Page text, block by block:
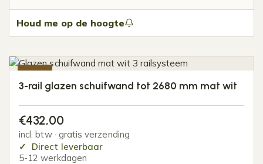
Houd me op de hoogte
3-rail glazen schuifwand tot 2680 mm mat wit
€432,00
incl. btw · gratis verzending
Direct leverbaar
5-12 werkdagen